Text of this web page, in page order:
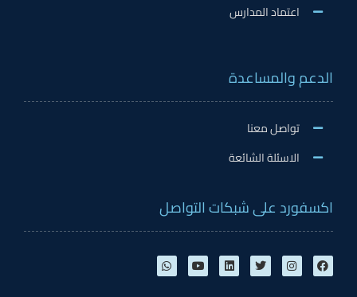
اعتماد المدارس
الدعم والمساعدة
تواصل معنا
الاسئلة الشائعة
اكسفورد على شبكات التواصل